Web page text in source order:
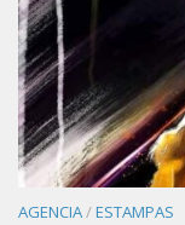
AGENCIA/ESTAMPAS